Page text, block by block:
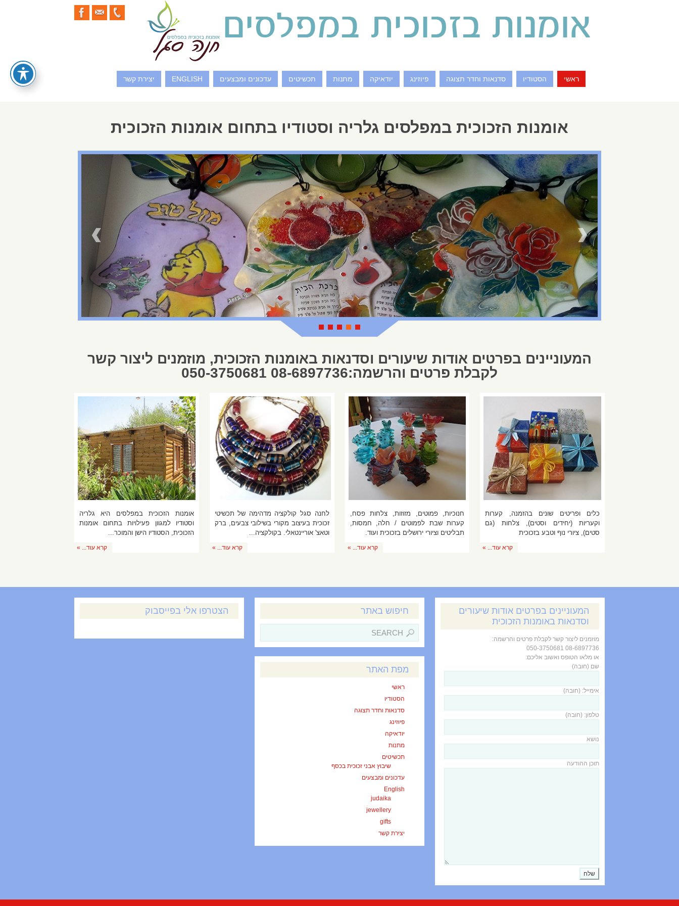
ראשי הסטודיו סדנאות וחדר תצוגה פיוזינג יודאיקה מתנות תכשיטים עדכונים ומבצעים ENGLISH יצירת קשר
אומנות הזכוכית במפלסים גלריה וסטודיו בתחום אומנות הזכוכית
המעוניינים בפרטים אודות שיעורים וסדנאות באומנות הזכוכית, מוזמנים ליצור קשר
לקבלת פרטים והרשמה:08-6897736 050-3750681
אומנות הזכוכית במפלסים היא גלריה
וסטודיו למגוון פעילויות בתחום אומנות
הזכוכית, הסטודיו הישן והמוכר...
קרא עוד... »
לחנה סגל קולקציה מדהימה של תכשיטי
זכוכית בעיצוב מקורי בשילובי צבעים, ברק
וטאצ' אוריינטאלי. בקולקציה...
קרא עוד... »
חנוכיות, פמוטים, מזוזות, צלחות פסח,
קערות שבת לפמוטים / חלה, חמסות,
תבליטים וציורי ירושלים בזכוכית ועוד.
קרא עוד... »
כלים ופריטים שונים בהזמנה, קערות
וקעריות (יחידים וסטים), צלחות (גם
סטים), ציורי נוף וטבע בזכוכית
קרא עוד... »
הצטרפו אלי בפייסבוק חיפוש באתר
מפת האתר
ראשי
הסטודיו
סדנאות וחדר תצוגה
פיוזינג
יודאיקה
מתנות
תכשיטים
שיבוץ אבני זכוכית בכסף
עדכונים ומבצעים
English
judaika
jewellery
gifts
יצירת קשר
המעוניינים בפרטים אודות שיעורים
וסדנאות באומנות הזכוכית
מוזמנים ליצור קשר לקבלת פרטים והרשמה:
08-6897736 050-3750681
או מלאו הטופס ואשוב אליכם:
שם (חובה)
אימייל: (חובה)
טלפון: (חובה)
נושא
תוכן ההודעה